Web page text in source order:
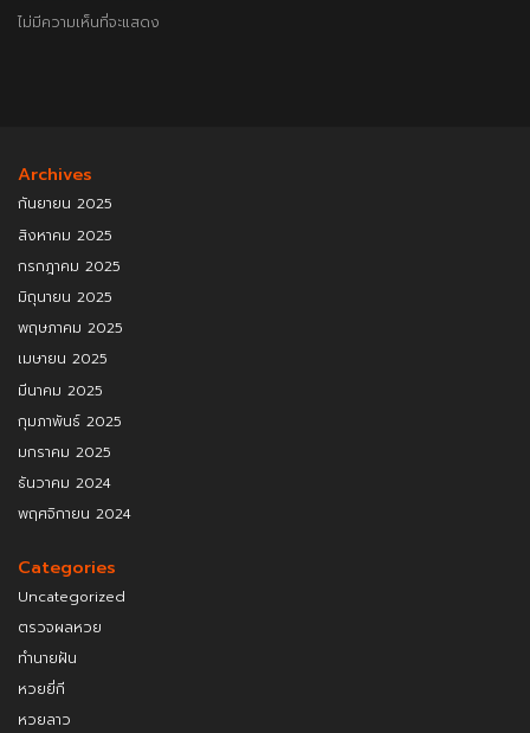
ไม่มีความเห็นที่จะแสดง
Archives
กันยายน 2025
สิงหาคม 2025
กรกฎาคม 2025
มิถุนายน 2025
พฤษภาคม 2025
เมษายน 2025
มีนาคม 2025
กุมภาพันธ์ 2025
มกราคม 2025
ธันวาคม 2024
พฤศจิกายน 2024
Categories
Uncategorized
ตรวจผลหวย
ทำนายฝัน
หวยยี่กี
หวยลาว